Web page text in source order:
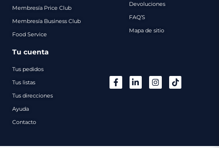
Membresía Price Club
Membresía Business Club
Food Service
Devoluciones
FAQ’S
Mapa de sitio
Tu cuenta
Tus pedidos
Tus listas
Tus direcciones
Ayuda
Contacto